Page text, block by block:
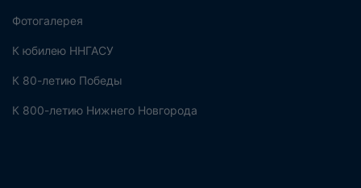
Фотогалерея
К юбилею ННГАСУ
К 80-летию Победы
К 800-летию Нижнего Новгорода